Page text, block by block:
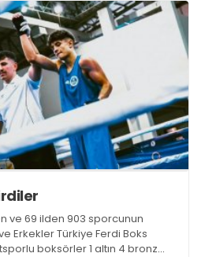
ve 69 ilden 903 sporcunun
ve Erkekler Türkiye Ferdi Boks
boksörler 1 altın 4 bronz